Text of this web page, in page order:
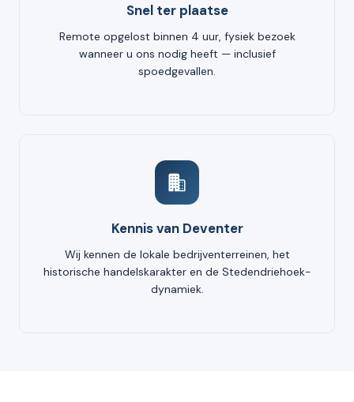
Snel ter plaatse
Remote opgelost binnen 4 uur, fysiek bezoek
wanneer u ons nodig heeft — inclusief
spoedgevallen.
Kennis van Deventer
Wij kennen de lokale bedrijventerreinen, het
historische handelskarakter en de Stedendriehoek-
dynamiek.